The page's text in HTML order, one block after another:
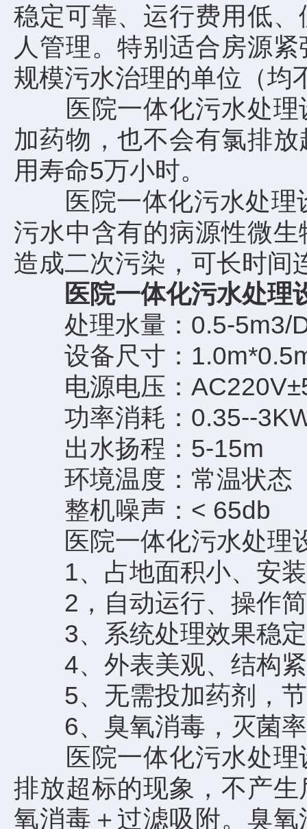
稳定可靠、运行费用低
人管理。特别适合房源
规模污水治理的单位（均
医院一体化污水处理
加药物，也不会有氯排
用寿命5万小时。
医院一体化污水处理
污水中含有的病源性微
造成二次污染，可长时间
医院一体化污水处理
处理水量：0.5-5m3/
设备尺寸：
电源电压：
功率消耗：0.35--
出水扬程：5-15m
环境温度：常温状态
整机噪声：< 65db
医院一体化污水处理
1、占地面积小、安装
2，自动运行、操作简
3、系统处理效果稳定
4、外表美观、结构紧
5、无需投加药剂，节
6、臭氧消毒，灭菌率
医院一体化污水处理
排放超标的现象，不产
氧消毒＋过滤吸附。臭